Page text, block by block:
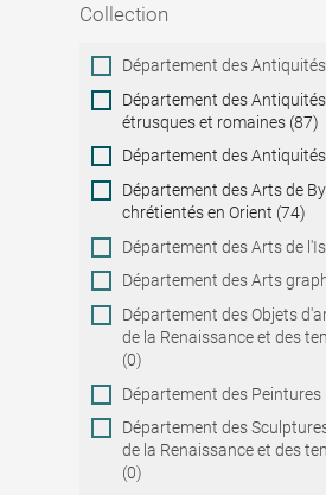
Collection
Collection
Département des
Département des
étrusques et romaines (87)
Département des
Département des Arts de
chrétientés en Orient (74)
Département des Arts de
Département des Arts
Département des Objets
de la Renaissance et des
(0)
Département des Peintures
Département des
de la Renaissance et des
(0)